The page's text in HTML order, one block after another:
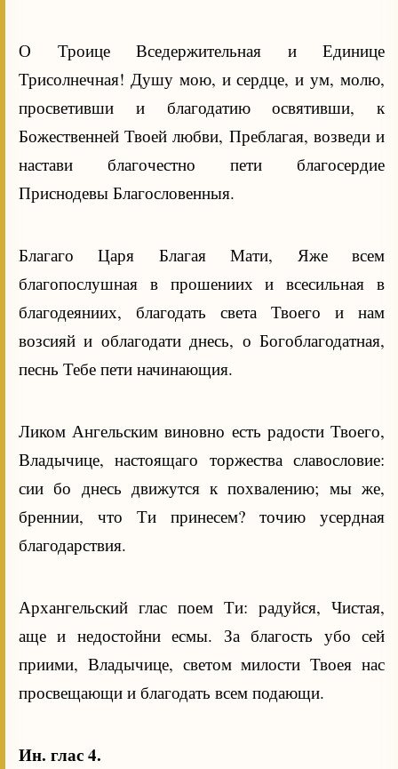
О Троице Вседержительная и Единице
Трисолнечная! Душу мою, и сердце, и ум, молю,
просветивши и благодатию освятивши, к
Божественней Твоей любви, Преблагая, возведи и
настави благочестно пети благосердие
Приснодевы Благословенныя.
Благаго Царя Благая Мати, Яже всем
благопослушная в прошениих и всесильная в
благодеяниих, благодать света Твоего и нам
возсияй и облагодати днесь, о Богоблагодатная,
песнь Тебе пети начинающия.
Ликом Ангельским виновно есть радости Твоего,
Владычице, настоящаго торжества славословие:
сии бо днесь движутся к похвалению; мы же,
бреннии, что Ти принесем? точию усердная
благодарствия.
Архангельский глас поем Ти: радуйся, Чистая,
аще и недостойни есмы. За благость убо сей
приими, Владычице, светом милости Твоея нас
просвещающи и благодать всем подающи.
Ин. глас 4.